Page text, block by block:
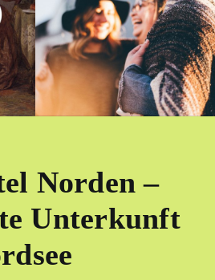
Norden –
Unterkunft